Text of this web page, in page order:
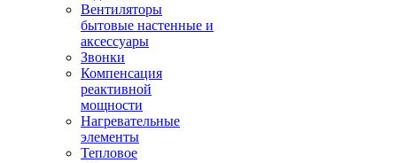
Вентиляторы
бытовые настенные и
аксессуары
Звонки
Компенсация
реактивной
мощности
Нагревательные
элементы
Тепловое